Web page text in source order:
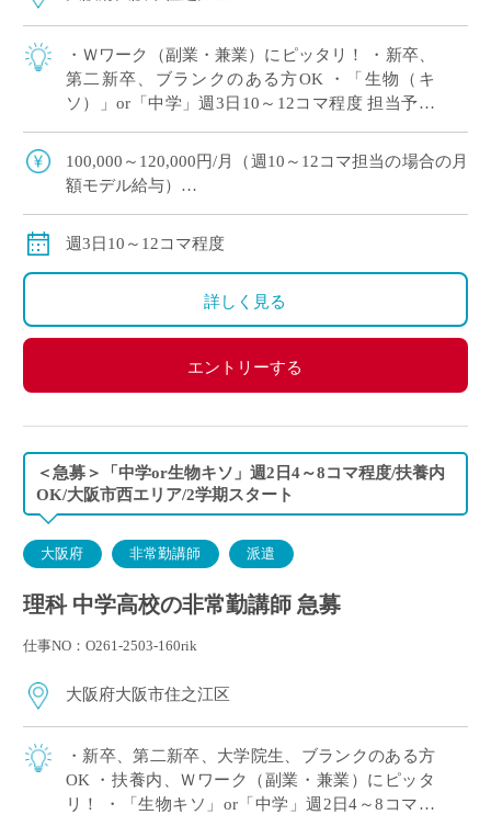
・Ｗワーク（副業・兼業）にピッタリ！ ・新卒、
第二新卒、ブランクのある方OK ・「生物（キ
ソ）」or「中学」週3日10～12コマ程度 担当予定
ら、調整OK！ ※扶養内希望の相談 […]
100,000～120,000円/月（週10～12コマ担当の場合の月
額モデル給与）
※ご勤務スタート時期によって、初月の給与は日割計
週3日10～12コマ程度
詳しく見る
エントリーする
＜急募＞「中学or生物キソ」週2日4～8コマ程度/扶養内
OK/大阪市西エリア/2学期スタート
大阪府 非常勤講師 派遣
理科 中学高校の非常勤講師 急募
仕事NO：O261-2503-160rik
大阪府大阪市住之江区
・新卒、第二新卒、大学院生、ブランクのある方
OK ・扶養内、Ｗワーク（副業・兼業）にピッタ
リ！ ・「生物キソ」or「中学」週2日4～8コマ程